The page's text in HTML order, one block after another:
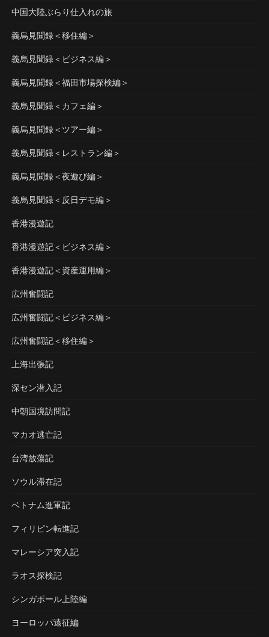
中国大陸ぶらり仕入れの旅
義烏見聞録＜移住編＞
義烏見聞録＜ビジネス編＞
義烏見聞録＜福田市場探検編＞
義烏見聞録＜カフェ編＞
義烏見聞録＜ツアー編＞
義烏見聞録＜レストラン編＞
義烏見聞録＜夜遊び編＞
義烏見聞録＜反日デモ編＞
香港漫遊記
香港漫遊記＜ビジネス編＞
香港漫遊記＜資産運用編＞
広州奮闘記
広州奮闘記＜ビジネス編＞
広州奮闘記＜移住編＞
上海出張記
深セン潜入記
中朝国境訪問記
マカオ逃亡記
台湾放蕩記
ソウル滞在記
ベトナム進軍記
フィリピン転進記
マレーシア突入記
ラオス探検記
シンガポール上陸編
ヨーロッパ遠征編